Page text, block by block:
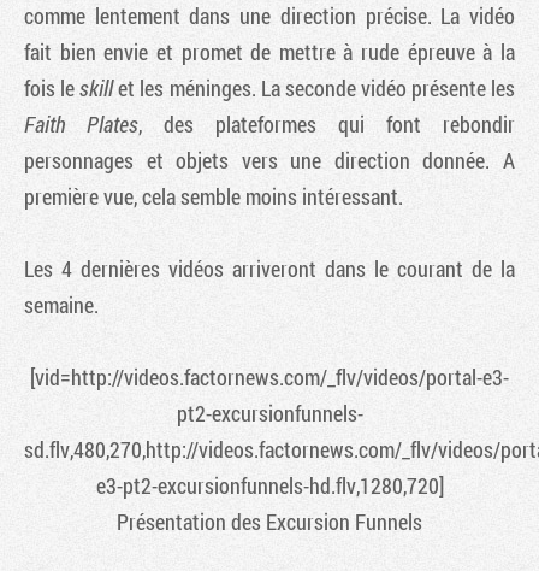
comme lentement dans une direction précise. La vidéo
fait bien envie et promet de mettre à rude épreuve à la
fois leskillet les méninges. La seconde vidéo présente les
Faith Plates, des plateformes qui font rebondir
personnages et objets vers une direction donnée. A
première vue, cela semble moins intéressant.
Les 4 dernières vidéos arriveront dans le courant de la
semaine.
[vid=http://videos.factornews.com/_flv/videos/portal-e3-
pt2-excursionfunnels-
sd.flv,480,270,http://videos.factornews.com/_flv/videos/
e3-pt2-excursionfunnels-hd.flv,1280,720]
Présentation des Excursion Funnels